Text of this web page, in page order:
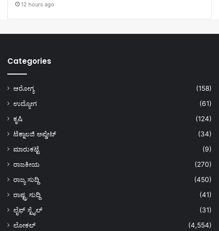
12 hours ago
Categories
ಆರೋಗ್ಯ
(158)
ಉದ್ಯೋಗ
(61)
ಕೃಷಿ
(124)
ಟೆಕ್ನಾಲಜಿ ಅಪ್ಡೇಟ್
(34)
ಮಾರುಕಟ್ಟೆ
(9)
ರಾಜಕೀಯ
(270)
ರಾಜ್ಯ ಸುದ್ದಿ
(450)
ರಾಷ್ಟ್ರ ಸುದ್ದಿ
(41)
ಲೈಫ್ ಸ್ಟೈಲ್
(31)
ಲೋಕಲ್
(4,554)